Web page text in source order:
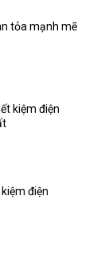
tỏa mạnh mẽ
kiệm điện
điện